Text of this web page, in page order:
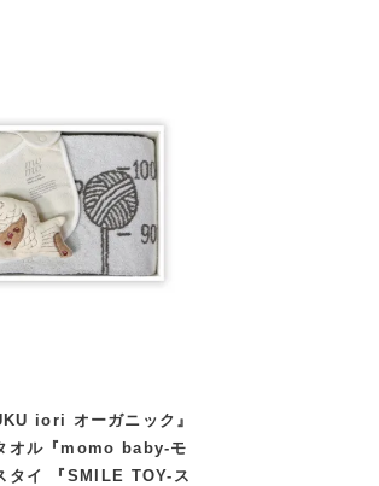
iori オーガニック』
オル『momo baby-モ
タイ 『SMILE TOY-ス